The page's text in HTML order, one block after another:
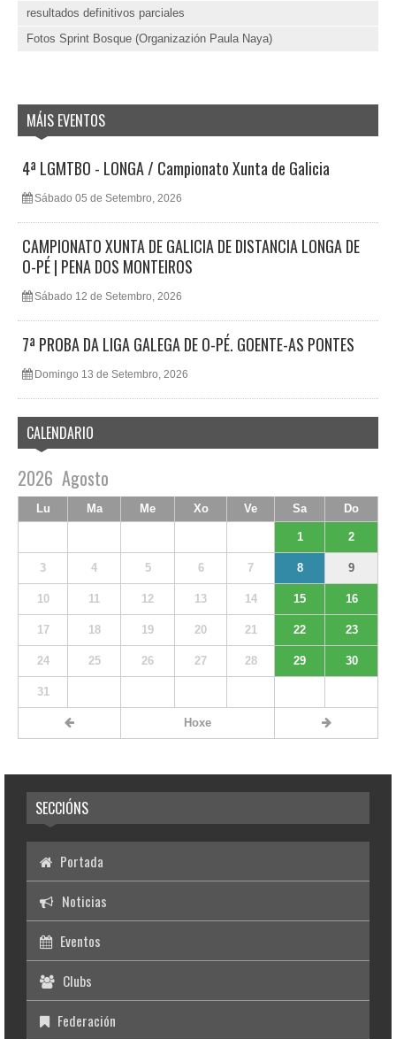
resultados definitivos parciales
Fotos Sprint Bosque (Organizazión Paula Naya)
MÁIS EVENTOS
4ª LGMTBO - LONGA / Campionato Xunta de Galicia
Sábado 05 de Setembro, 2026
CAMPIONATO XUNTA DE GALICIA DE DISTANCIA LONGA DE
O-PÉ | PENA DOS MONTEIROS
Sábado 12 de Setembro, 2026
7ª PROBA DA LIGA GALEGA DE O-PÉ. GOENTE-AS PONTES
Domingo 13 de Setembro, 2026
CALENDARIO
2026 Agosto
Lu Ma Me Xo Ve Sa Do
1 2
3 4 5 6 7 8 9
10 11 12 13 14 15 16
17 18 19 20 21 22 23
24 25 26 27 28 29 30
31
Hoxe
SECCIÓNS
Portada
Noticias
Eventos
Clubs
Federación